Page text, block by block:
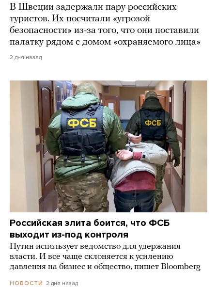
В Швеции задержали пару российских
туристов. Их посчитали «угрозой
безопасности» из-за того, что они поставили
палатку рядом с домом «охраняемого лица»
2 дня назад
Российская элита боится, что ФСБ
выходит из-под контроля
Путин использует ведомство для удержания
власти. И все чаще склоняется к усилению
давления на бизнес и общество, пишет Bloomberg
НОВОСТИ 2 дня назад